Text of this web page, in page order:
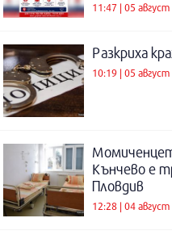
11:47 | 05
Разкриха
10:19 | 05
Кънчево е
Пловдив
12:28 | 04